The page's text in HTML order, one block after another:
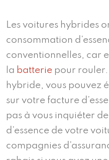
Les voitures hybrides
consommation
conventionnelles, car
la batterie pour rouler.
hybride, vous pouvez
sur votre facture
pas à vous inquiéter
d’essence de votre
compagnies